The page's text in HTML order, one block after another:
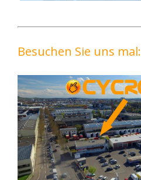
Besuchen Sie uns mal: